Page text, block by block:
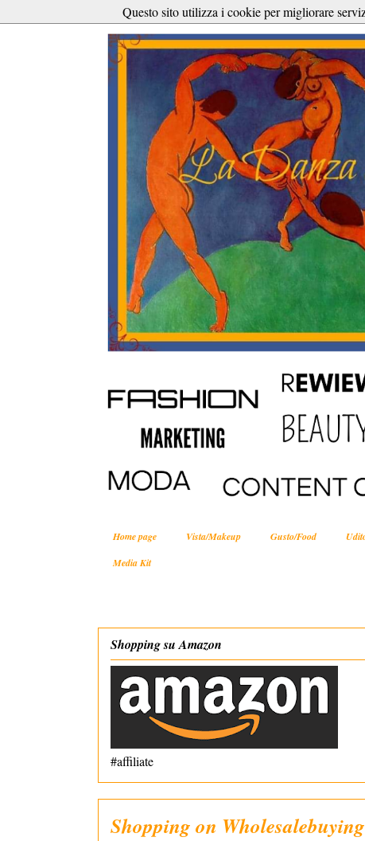
Home page Vista/Makeup Gusto/Food
Media Kit
Shopping su Amazon
#affiliate
Shopping on
Questo sito utilizza i cookie per migliorare